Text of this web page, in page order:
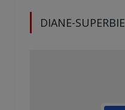
DIANE-SUPERBIE